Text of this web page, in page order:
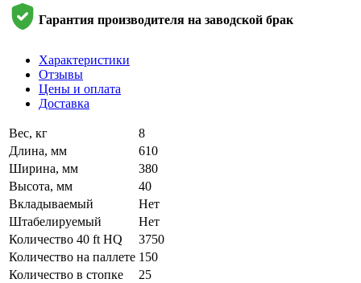
Гарантия производителя на заводской брак
Характеристики
Отзывы
Цены и оплата
Доставка
Вес, кг
8
Длина, мм
610
Ширина, мм
380
Высота, мм
40
Вкладываемый
Нет
Штабелируемый
Нет
Количество 40 ft HQ
3750
Количество на паллете 150
Количество в стопке
25